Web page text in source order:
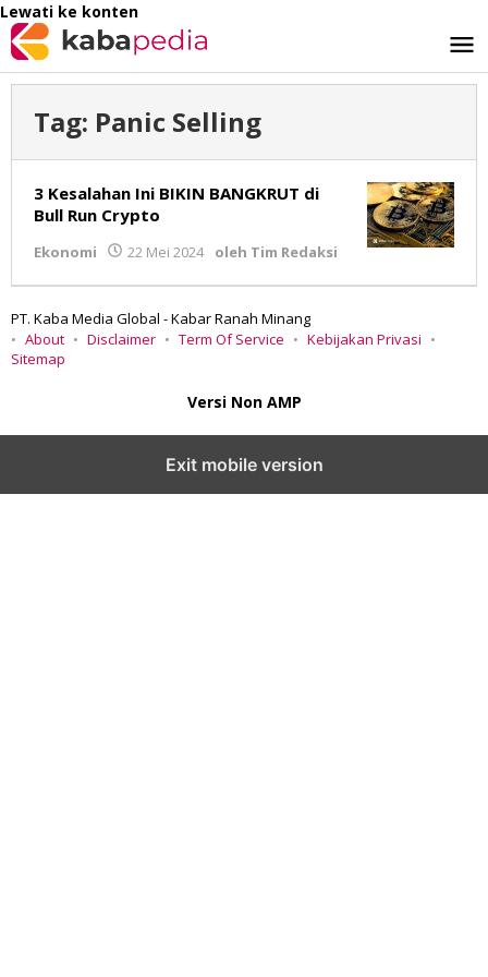
Lewati ke konten
Tag: Panic Selling
3 Kesalahan Ini BIKIN BANGKRUT di
Bull Run Crypto
Ekonomi 22 Mei 2024 oleh Tim Redaksi
PT. Kaba Media Global - Kabar Ranah Minang
About
Disclaimer Term Of Service
Kebijakan Privasi
Sitemap
Versi Non AMP
Exit mobile version